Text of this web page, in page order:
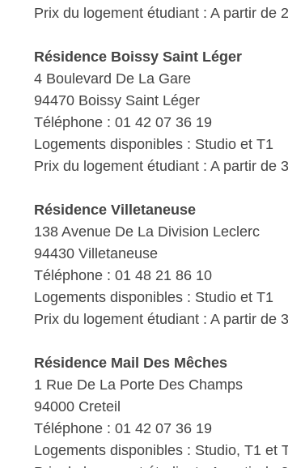
Prix du logement étudiant : A partir de
Résidence Boissy Saint Léger
4 Boulevard De La Gare
94470 Boissy Saint Léger
Téléphone : 01 42 07 36 19
Logements disponibles : Studio et T1
Prix du logement étudiant : A partir de
Résidence Villetaneuse
138 Avenue De La Division Leclerc
94430 Villetaneuse
Téléphone : 01 48 21 86 10
Logements disponibles : Studio et T1
Prix du logement étudiant : A partir de
Résidence Mail Des Mêches
1 Rue De La Porte Des Champs
94000 Creteil
Téléphone : 01 42 07 36 19
Logements disponibles : Studio, T1 et